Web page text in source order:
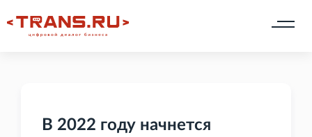
В 2022 году начнется